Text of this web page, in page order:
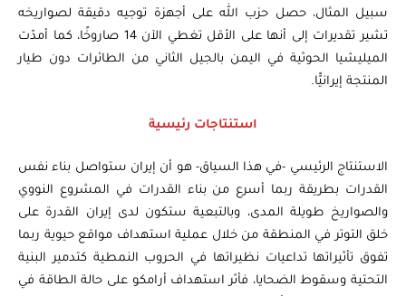
سبيل المثال، حصل حزب الله على أجهزة توجيه دقيقة لصواريخه
تشير تقديرات إلى أنها على الأقل تغطي الآن 14 صاروخًا، كما أمدّت
الميليشيا الحوثية في اليمن بالجيل الثاني من الطائرات دون طيار
المنتجة إيرانيًّا.
استنتاجات رئيسية
الاستنتاج الرئيسي -في هذا السياق- هو أن إيران ستواصل بناء نفس
القدرات بطريقة ربما أسرع من بناء القدرات في المشروع النووي
والصواريخ طويلة المدى، وبالتبعية ستكون لدى إيران القدرة على
خلق التوتر في المنطقة من خلال عملية استهداف مواقع حيوية ربما
تفوق تأثيراتها تداعيات نظيراتها في الحروب النمطية كتدمير البنية
التحتية وسقوط الضحايا، فأثر استهداف أرامكو على حالة الطاقة في